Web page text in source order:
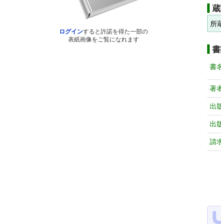
ログインすると許諾を得た一部の
表紙画像をご覧になれます
所
書
著
出
出
請